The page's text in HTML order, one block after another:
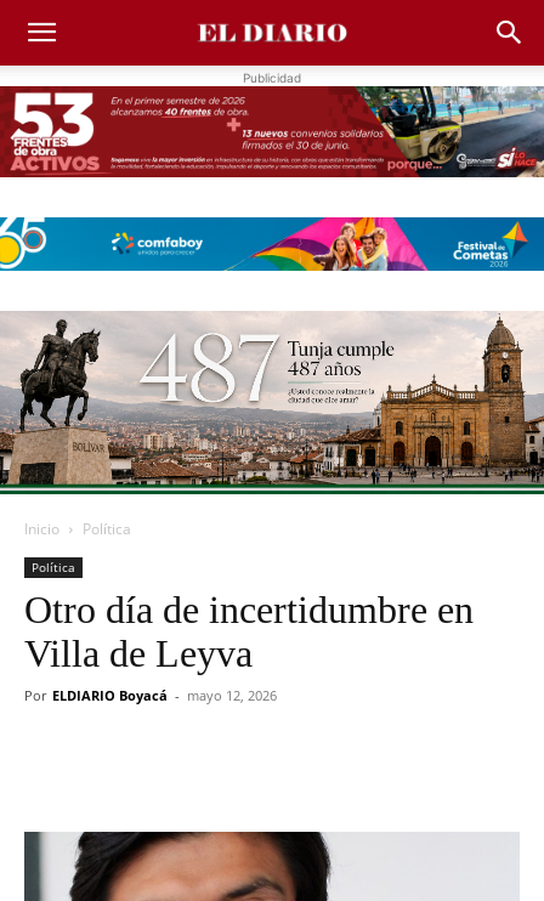
Publicidad
Inicio Política
Política
Otro día de incertidumbre en
Villa de Leyva
Por ELDIARIO Boyacá - mayo 12, 2026